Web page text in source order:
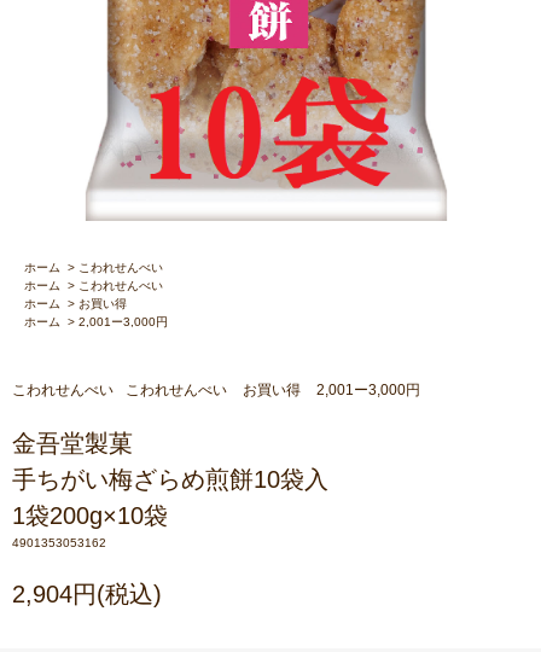
ホーム > こわれせんべい
ホーム
> こわれせんべい
ホーム
> お買い得
ホーム
> 2,001ー3,000円
こわれせんべい こわれせんべい お買い得 2,001ー3,000円
金吾堂製菓
手ちがい梅ざらめ煎餅10袋入
1袋200g×10袋
4901353053162
2,904円(税込)